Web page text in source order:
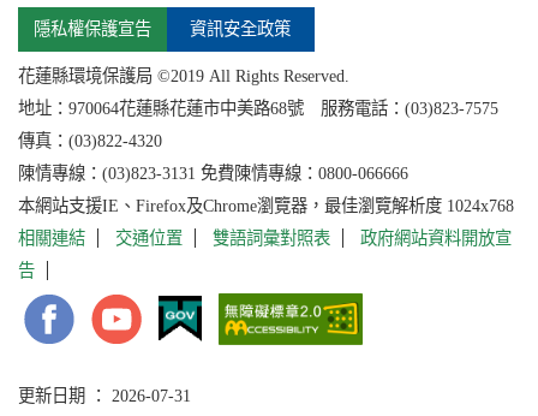
隱私權保護宣告 資訊安全政策
花蓮縣環境保護局 ©2019 All Rights Reserved.
地址： 970064花蓮縣花蓮市中美路68號 服務電話：(03)823-7575
傳真：(03)822-4320
陳情專線：(03)823-3131 免費陳情專線：0800-066666
本網站支援IE、Firefox及Chrome瀏覽器，最佳瀏覽解析度 1024x768
相關連結
交通位置 雙語詞彙對照表
政府網站資料開放宣
告
更新日期 ： 2026-07-31